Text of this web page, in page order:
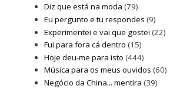
Diz que está na moda (79)
Eu pergunto e tu respondes (9)
Experimentei e vai que gostei (22)
Fui para fora cá dentro (15)
Hoje deu-me para isto (444)
Música para os meus ouvidos (60)
Negócio da China... mentira (39)